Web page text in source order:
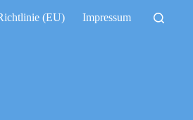
(EU) Impressum